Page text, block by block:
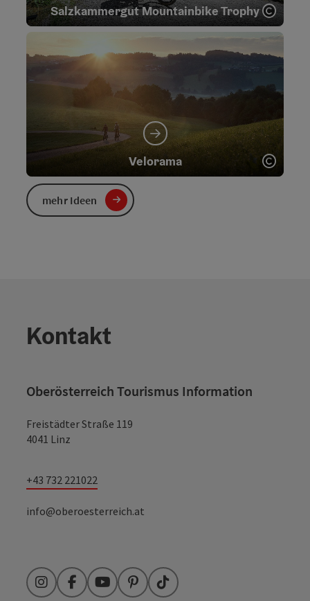
Salzkammergut Mountainbike Trophy
Velorama
Genussradtouren im Mühlviertler
mehr Ideen
Kontakt
Oberösterreich Tourismus Information
Freistädter Straße 119
4041 Linz
+43 732 221022
info@oberoesterreich.at
InstagramFacebookYouTubePinterest
TikTok